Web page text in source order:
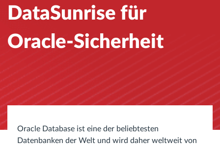
DataSunrise für
Oracle-Sicherheit
Oracle Database ist eine der beliebtesten
Datenbanken der Welt und wird daher weltweit von